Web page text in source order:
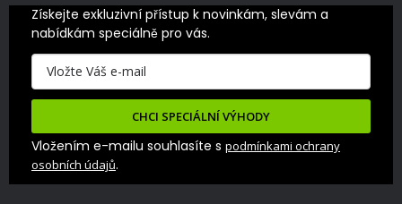
Získejte exkluzivní přístup k novinkám, slevám a
nabídkám speciálně pro vás.
CHCI SPECIÁLNÍ VÝHODY
Vložením e-mailu souhlasíte s podmínkami ochrany
osobních údajů.